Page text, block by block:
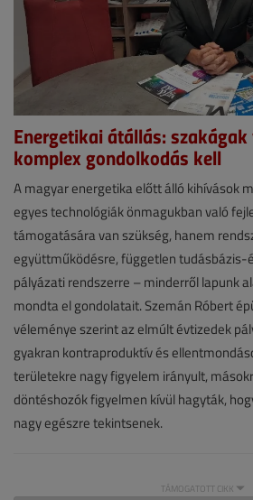
Energetikai átállás:
komplex gondolkodás kell
Hírek
2026.
július
3.
|
VGF&HKL
online
A magyar energetika előtt álló kihívások
egyes technológiák önmagukban való
támogatására van szükség, hanem
együttműködésre, független tudásbázis-
pályázati rendszerre – minderről lapunk
mondta el gondolatait. Szemán Róbert
véleménye szerint az elmúlt évtizedek
gyakran kontraproduktív és
területekre nagy figyelem irányult,
döntéshozók figyelmen kívül hagyták,
nagy egészre tekintsenek.
TÁMOGATOTT CIKK